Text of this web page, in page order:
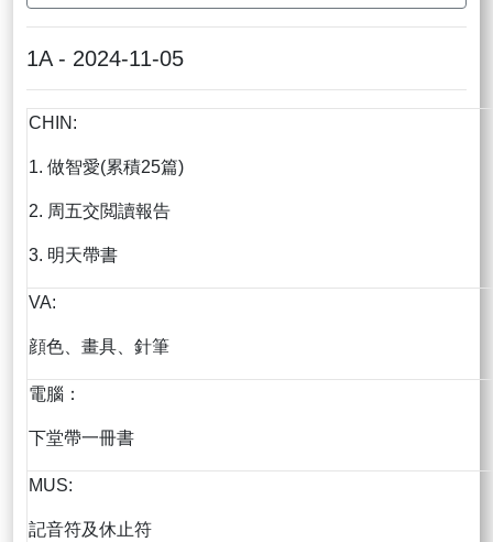
1A - 2024-11-05
CHIN:
1. 做智愛(累積25篇)
2. 周五交閲讀報告
3. 明天帶書
VA:
顔色、畫具、針筆
電腦：
下堂帶一冊書
MUS:
記音符及休止符